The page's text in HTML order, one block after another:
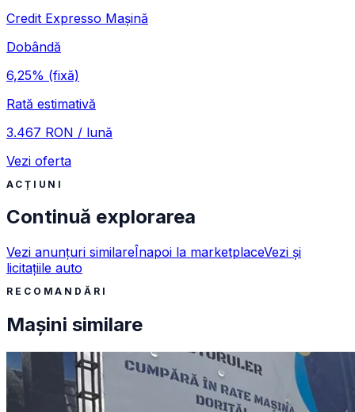
Credit Expresso Mașină
Dobândă
6,25% (fixă)
Rată estimativă
3.467 RON / lună
Vezi oferta
ACȚIUNI
Continuă explorarea
Vezi anunțuri similareÎnapoi la marketplaceVezi și
licitațiile auto
RECOMANDĂRI
Mașini similare